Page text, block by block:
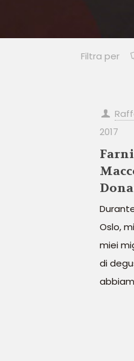
Filtra per
2017
Oslo,
miei
di